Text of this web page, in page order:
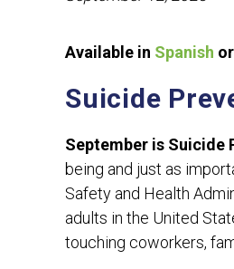
Available in Spanish or
Suicide
September is Suicide
being and just as
Safety and Health
adults in the United
touching coworkers,